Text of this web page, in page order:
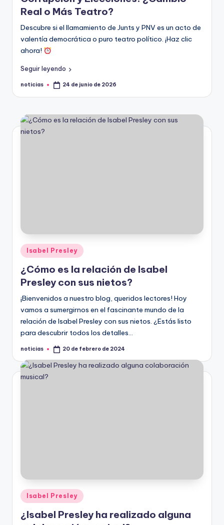
e
s
Real o Más Teatro?
Descubre si el llamamiento de Junts y PNV es un acto de
valentía democrática o puro teatro político. ¡Haz clic
ahora!
Seguir leyendo
Publicado
noticias 24 de junio de 2026
Publicado
en
Isabel Presley
¿Cómo es la relación de Isabel
Presley con sus nietos?
¡Bienvenidos a nuestro blog, queridos lectores! Hoy
vamos a sumergirnos en el fascinante mundo de la
relación de Isabel Presley con sus nietos. ¿Estás listo
para descubrir todos los detalles…
Publicado
noticias 20 de febrero de 2024
Publicado
en
Isabel Presley
¿Isabel Presley ha realizado alguna